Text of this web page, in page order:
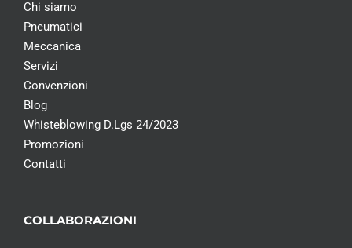
Chi siamo
Pneumatici
Meccanica
Servizi
Convenzioni
Blog
Whisteblowing D.Lgs 24/2023
Promozioni
Contatti
COLLABORAZIONI